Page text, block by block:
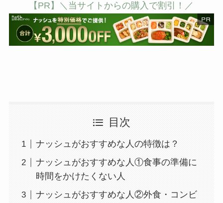
【PR】＼当サイトからの購入で割引！／
目次
ナッシュがおすすめな人の特徴は？
ナッシュがおすすめな人①食事の準備に
時間をかけたくない人
ナッシュがおすすめな人②外食・コンビ